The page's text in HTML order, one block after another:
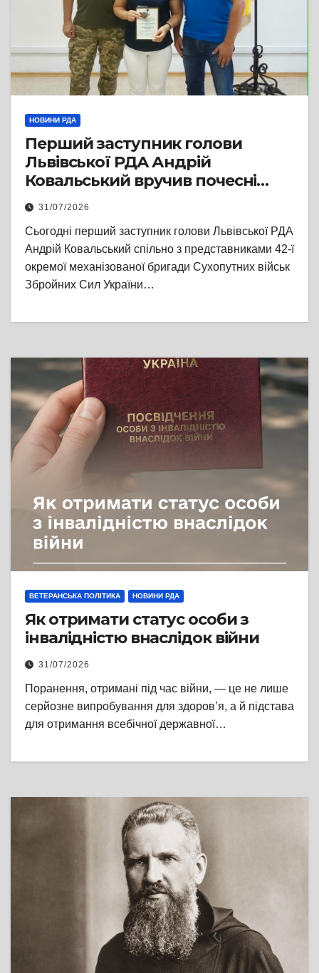
НОВИНИ РДА
Перший заступник голови
Львівської РДА Андрій
Ковальський вручив почесні
відзнаки родичам захисників
31/07/2026
Сьогодні перший заступник голови Львівської РДА
Андрій Ковальський спільно з представниками 42-ї
окремої механізованої бригади Сухопутних військ
Збройних Сил України…
ВЕТЕРАНСЬКА ПОЛІТИКА НОВИНИ РДА
Як отримати статус особи з
інвалідністю внаслідок війни
31/07/2026
Поранення, отримані під час війни, — це не лише
серйозне випробування для здоров’я, а й підстава
для отримання всебічної державної…